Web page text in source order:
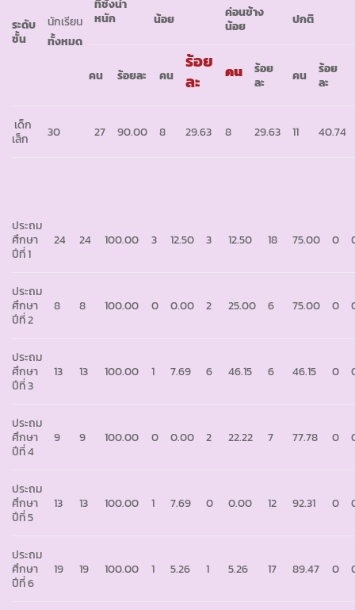
ระดับ
ชั้น
นักเรียน
ทั้งหมด
ที่ชั่งน้ำ
หนัก
น้อย
ค่อนข้าง
น้อย
ปกติ
คน ร้อยละ คน
ร้อย
ละ
คน
ร้อย
ละ
คน
ร้อย
ละ
เด็ก
เล็ก
30 27 90.00 8 29.63 8 29.63 11 40.74
ประถม
ศึกษา
ปีที่ 1
24 24 100.00 3 12.50 3 12.50 18 75.00 0
ประถม
ศึกษา
ปีที่ 2
8 8 100.00 0 0.00 2 25.00 6 75.00 0
ประถม
ศึกษา
ปีที่ 3
13 13 100.00 1 7.69 6 46.15 6 46.15 0
ประถม
ศึกษา
ปีที่ 4
9 9 100.00 0 0.00 2 22.22 7 77.78 0
ประถม
ศึกษา
ปีที่ 5
13 13 100.00 1 7.69 0 0.00 12 92.31 0
ประถม
ศึกษา
ปีที่ 6
19 19 100.00 1 5.26 1 5.26 17 89.47 0